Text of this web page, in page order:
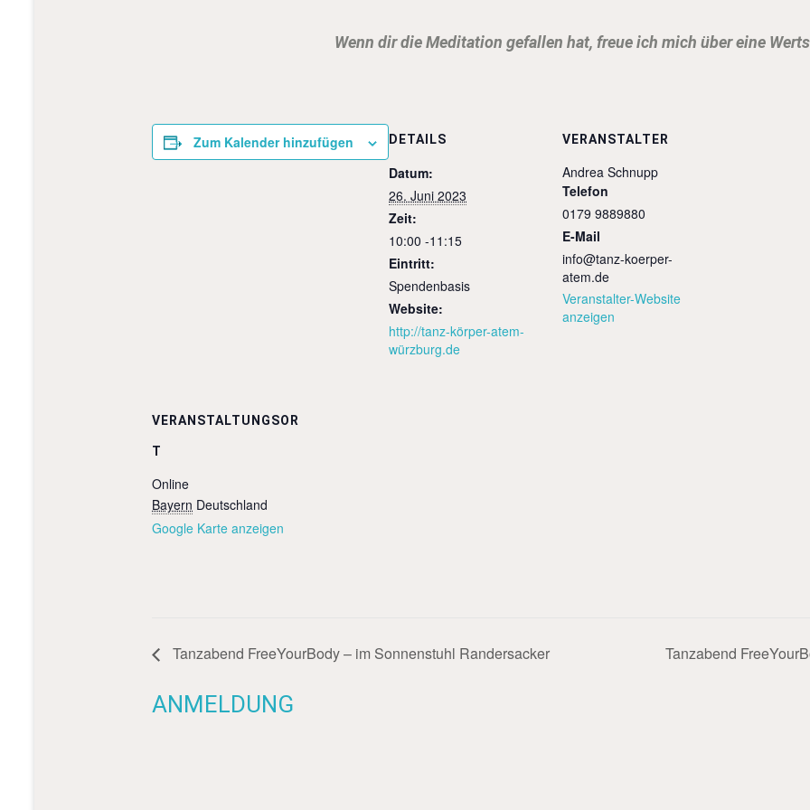
Wenn dir die Meditation gefallen hat, freue ich mich über eine
Zum Kalender hinzufügen DETAILS
Datum:
26. Juni 2023
Zeit:
10:00 -11:15
Eintritt:
Spendenbasis
Website:
http://tanz-körper-atem-
würzburg.de
VERANSTALTER
Andrea Schnupp
Telefon
0179 9889880
E-Mail
info@tanz-koerper-
atem.de
Veranstalter-Website
anzeigen
VERANSTALTUNGSOR
T
Online
Bayern Deutschland
Google Karte anzeigen
Tanzabend FreeYourBody – im Sonnenstuhl Randersacker Tanzabend
ANMELDUNG